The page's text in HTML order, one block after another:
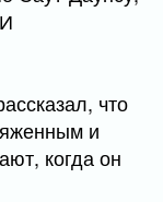
что
и
когда он